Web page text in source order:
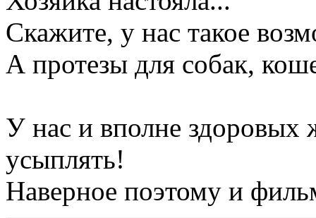
Скажите, у нас такое
А протезы для собак,
У нас и вполне здоровых
усыплять!
Наверное поэтому и